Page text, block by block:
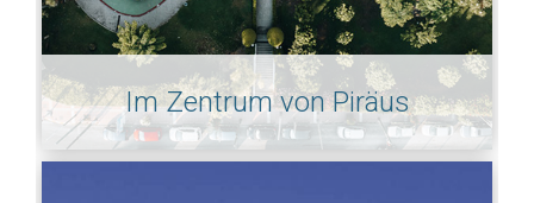
Im Zentrum von Piräus